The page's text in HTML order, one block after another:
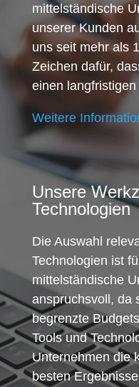
mittelständische
unserer Kunden
uns seit mehr als
Zeichen dafür,
einen
Weitere
Unsere
Technologien
Die Auswahl
Technologien ist
mittelständische
anspruchsvoll, da
begrenzte
Tools und
Unternehmen die
besten